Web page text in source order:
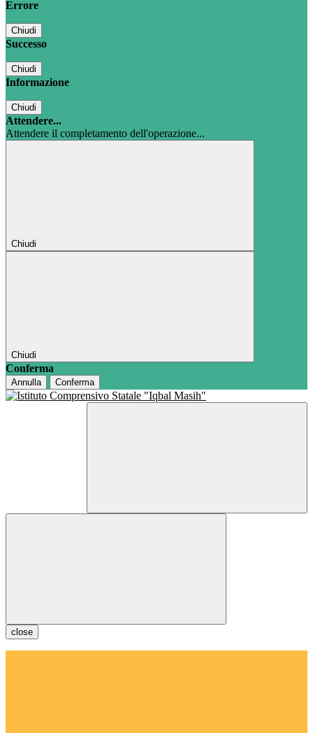
Errore
Chiudi
Successo
Chiudi
Informazione
Chiudi
Attendere...
Attendere il completamento dell'operazione...
Chiudi
Chiudi
Conferma
Annulla Conferma
close